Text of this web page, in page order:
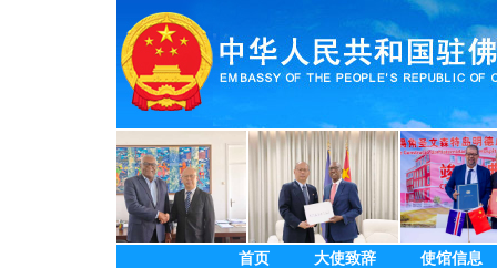
首页 大使致辞 使馆信息